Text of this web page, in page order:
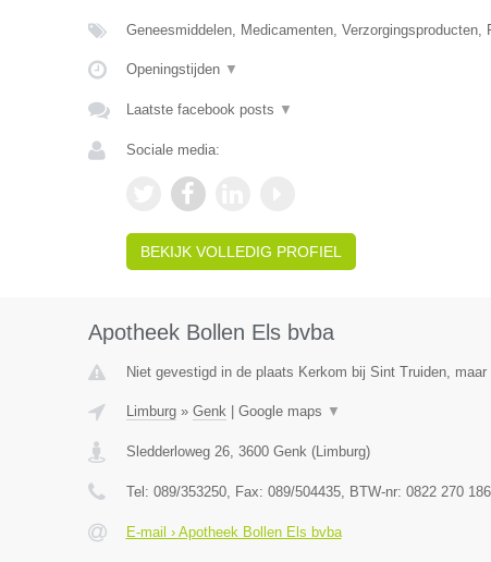
Geneesmiddelen, Medicamenten, Verzorgingsproducten,
Openingstijden ▼
Laatste facebook posts ▼
Sociale media:
BEKIJK VOLLEDIG PROFIEL
Apotheek Bollen Els bvba
Niet gevestigd in de plaats Kerkom bij Sint Truiden,
Limburg» Genk| Google maps ▼
Sledderloweg 26, 3600 Genk(Limburg)
Tel: 089/353250, Fax: 089/504435, BTW-nr: 0822 270 186
E-mail › Apotheek Bollen Els bvba